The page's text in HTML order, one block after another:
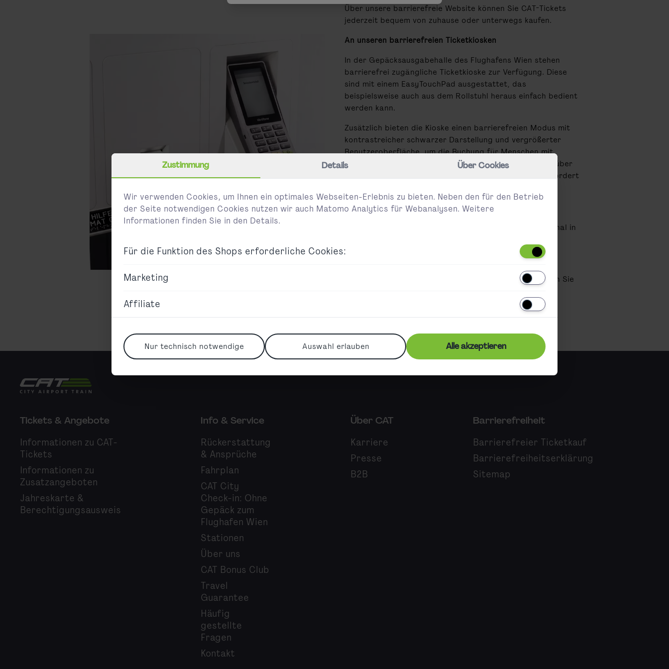
Zustimmung Details Über Cookies
Wir verwenden Cookies, um Ihnen ein optimales Webseiten-Erlebnis zu bieten. Neben den für den Betrieb
der Seite notwendigen Cookies nutzen wir auch Matomo Analytics für Webanalysen. Weitere
Informationen finden Sie in den Details.
Für die Funktion des Shops erforderliche Cookies:
Marketing
Affiliate
Nur technisch notwendige Auswahl erlauben Alle akzeptieren
Über unsere barrierefreie Website können Sie CAT-Tickets
jederzeit bequem von zuhause oder unterwegs kaufen.
An unseren barrierefreien Ticketkiosken
In der Gepäcksausgabehalle des Flughafens Wien stehen
barrierefrei zugängliche Ticketkioske zur Verfügung. Diese
sind mit einem EasyTouchPad ausgestattet, das
beispielsweise auch aus dem Rollstuhl heraus einfach bedient
werden kann.
Zusätzlich bieten die Kioske einen barrierefreien Modus mit
kontrastreicher schwarzer Darstellung und vergrößerter
Benutzeroberfläche, um die Buchung für Menschen mit
Sehbeeinträchtigungen zu erleichtern. Bei Bedarf kann über
die Kioske Unterstützung durch unser Callcenter angefordert
Persönlicher Ticketverkauf
CAT-Tickets erhalten Sie auch direkt bei unserem Personal in
Falls kein Ticketkauf vor Reiseantritt möglich ist, können Sie
City Airport Train
Tickets & Angebote
Informationen zu CAT-
Tickets
Informationen zu
Zusatzangeboten
Jahreskarte &
Berechtigungsausweis
Info & Service
Rückerstattung
& Ansprüche
Fahrplan
CAT City
Check-in: Ohne
Gepäck zum
Flughafen Wien
Stationen
Über uns
CAT Bonus Club
Travel
Guarantee
Häufig
gestellte
Fragen
Kontakt
Über CAT
Karriere
Presse
B2B
Barrierefreiheit
Barrierefreier Ticketkauf
Barrierefreiheitserklärung
Sitemap